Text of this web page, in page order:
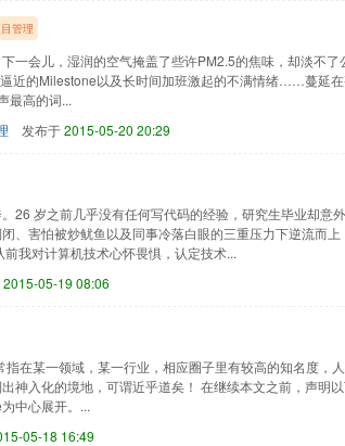
管理
一会儿，湿润的空气掩盖了些许PM2.5的焦味，却淡不了
近的Milestone以及长时间加班激起的不满情绪……蔓延
最高的词...
发布于2015-05-20 20:29
26 岁之前几乎没有任何写代码的经验，研究生毕业却意
、害怕被炒鱿鱼以及同事冷落白眼的三重压力下逆流而上
我对计算机技术心怀畏惧，认定技术...
2015-05-19 08:06
在某一领域，某一行业，相应圈子里有较高的知名度，人
神入化的境地，可谓近乎道矣！ 在继续本文之前，声明
中心展开。...
05-18 16:49